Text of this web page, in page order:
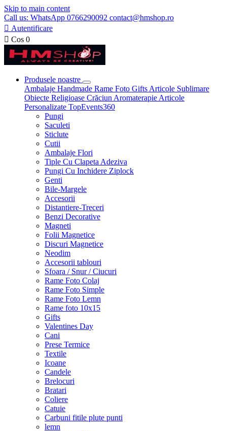
Skip to main content
Call us: WhatsApp 0766290092 contact@hmshop.ro
 Autentificare
 Cos 0
Produsele noastre
Ambalaje Handmade Rame Foto Gifts Articole Sublimare
Obiecte Religioase Crăciun Aromaterapie Articole
Personalizate TopEvents360
Pungi
Saculeti
Sticlute
Cutii
Ambalaje Flori
Tiple Cu Clapeta Adeziva
Pungi Cu Inchidere Ziplock
Genti
Bile-Margele
Accesorii
Distantiere-Treceri
Benzi Decorative
Magneti
Folii Magnetice
Discuri Magnetice
Neodim
Accesorii tablouri
Sfoara / Snur / Ciucuri
Rame Foto Colaj
Rame Foto Simple
Rame Foto Lemn
Rame foto 10x15
Gifts
Valentines Day
Cani
Prese Termice
Textile
Icoane
Candele
Brelocuri
Bratari
Coliere
Catuie
Carbuni fitile plute punti
lemn